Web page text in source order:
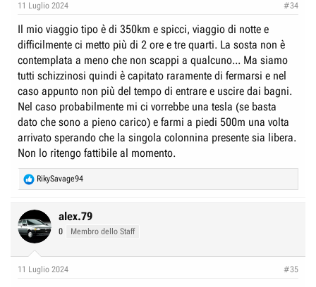
11 Luglio 2024 #34
Il mio viaggio tipo è di 350km e spicci, viaggio di notte e
difficilmente ci metto più di 2 ore e tre quarti. La sosta non è
contemplata a meno che non scappi a qualcuno... Ma siamo
tutti schizzinosi quindi è capitato raramente di fermarsi e nel
caso appunto non più del tempo di entrare e uscire dai bagni.
Nel caso probabilmente mi ci vorrebbe una tesla (se basta
dato che sono a pieno carico) e farmi a piedi 500m una volta
arrivato sperando che la singola colonnina presente sia libera.
Non lo ritengo fattibile al momento.
R
e
t
i
s
RikySavage94
alex.79
0 Membro dello Staff
11 Luglio 2024 #35